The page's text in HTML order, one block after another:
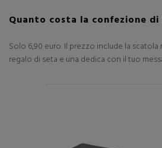
Quanto costa la confezione di
Solo 6,90 euro. Il prezzo include la scatola
regalo di seta e una dedica con il tuo